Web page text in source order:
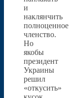
и
наклянчить
полноценное
членство.
Но
якобы
президент
Украины
решил
«откусить»